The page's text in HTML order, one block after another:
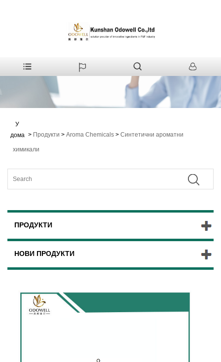
У
дома > Продукти > Aroma Chemicals > Синтетични ароматни
химикали
ПРОДУКТИ
НОВИ ПРОДУКТИ